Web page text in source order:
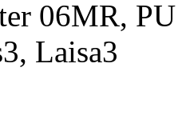
06MR,
Laisa3